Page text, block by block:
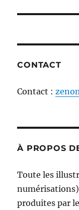
CONTACT
Contact :
À PROPOS
Toute les
produites par